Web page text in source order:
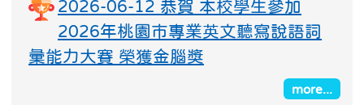
2026-06-12 恭賀 本校學生參加
2026年桃園市專業英文聽寫說語詞
彙能力大賽 榮獲金腦獎
more...